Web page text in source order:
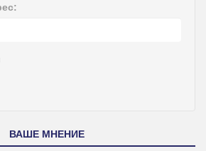
ВАШЕ МНЕНИЕ